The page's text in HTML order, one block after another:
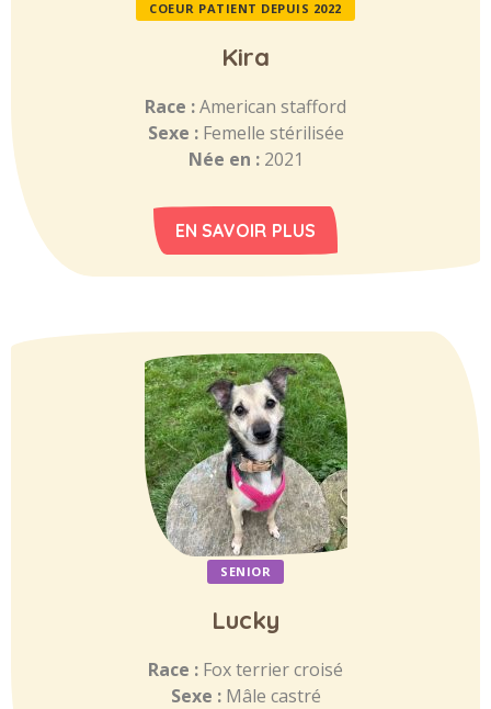
COEUR PATIENT DEPUIS 2022
Kira
Race :American stafford
Sexe : Femelle stérilisée
Née en : 2021
EN SAVOIR PLUS
SENIOR
Lucky
Race : Fox terrier croisé
Sexe : Mâle castré